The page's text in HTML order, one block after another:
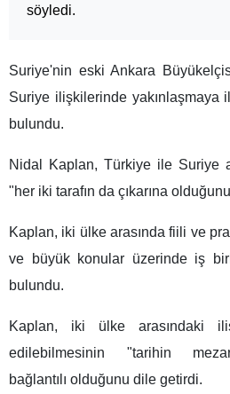
söyledi.
Suriye'nin eski Ankara
Suriye ilişkilerinde yakınlaşmaya
bulundu.
Nidal Kaplan, Türkiye ile Suriye
"her iki tarafın da çıkarına
Kaplan, iki ülke arasında fiili ve
ve büyük konular üzerinde iş
bulundu.
Kaplan, iki ülke arasındaki
edilebilmesinin "tarihin
bağlantılı olduğunu dile getirdi.